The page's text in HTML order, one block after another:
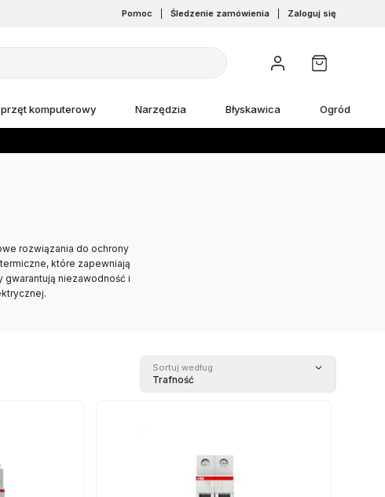
Pomoc Śledzenie zamówienia Zaloguj się
komputerowy Narzędzia Błyskawica Ogród
rozwiązania do ochrony
które zapewniają
niezawodność i
Sortuj według
Trafność